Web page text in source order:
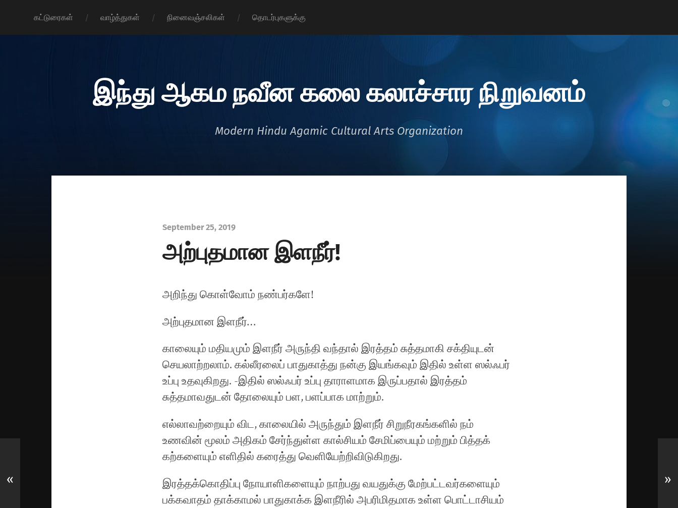
கட்டுரைகள் வாழ்த்துகள் நினைவஞ்சலிகள் தொடர்புகளுக்கு
இந்து ஆகம நவீன கலை கலாச்சார நிறுவனம்
Modern Hindu Agamic Cultural Arts Organization
September 25, 2019
அற்புதமான இளநீர்!
அறிந்து கொள்வோம் நண்பர்களே!
அற்புதமான இளநீர்…
காலையும் மதியமும் இளநீர் அருந்தி வந்தால் இரத்தம் சுத்தமாகி சக்தியுடன்
செயலாற்றலாம். கல்லீரலைப் பாதுகாத்து நன்கு இயங்கவும் இதில் உள்ள ஸல்ஃபர்
உப்பு உதவுகிறது. -இதில் ஸல்ஃபர் உப்பு தாராளமாக இருப்பதால் இரத்தம்
சுத்தமாவதுடன் தோலையும் பள, பளப்பாக மாற்றும்.
எல்லாவற்றையும் விட, காலையில் அருந்தும் இளநீர் சிறுநீரகங்களில் நம்
உணவின் மூலம் அதிகம் சேர்ந்துள்ள கால்சியம் சேமிப்பையும் மற்றும் பித்தக்
கற்களையும் எளிதில் கரைத்து வெளியேற்றிவிடுகிறது.
இரத்தக்கொதிப்பு நோயாளிகளையும் நாற்பது வயதுக்கு மேற்பட்டவர்களையும்
பக்கவாதம் தாக்காமல் பாதுகாக்க இளநீரில் அபரிமிதமாக உள்ள பொட்டாசியம்
« »